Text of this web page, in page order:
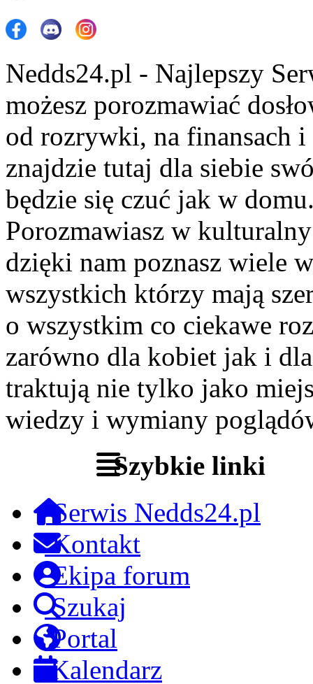
Nedds24.pl - Najlepszy
możesz porozmawiać
od rozrywki, na finansach
znajdzie tutaj dla siebie
będzie się czuć jak w
Porozmawiasz w
dzięki nam poznasz wiele
wszystkich którzy mają
o wszystkim co ciekawe
zarówno dla kobiet jak i
traktują nie tylko jako
wiedzy i wymiany
Szybkie linki
Serwis Nedds24.pl
Kontakt
Ekipa forum
Szukaj
Portal
Kalendarz